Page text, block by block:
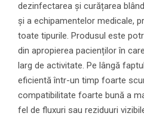
dezinfectarea și curățarea
și a echipamentelor medicale,
toate tipurile. Produsul este
din apropierea pacienților în
larg de activitate. Pe lângă
eficientă într-un timp foarte
compatibilitate foarte bună a
fel de fluxuri sau reziduuri